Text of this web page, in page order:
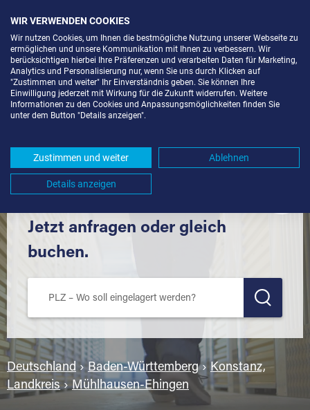
SELF STORAGE IN MÜHLHAUSEN-
Komfortabel einlagern mit Extraraum
Jetzt anfragen oder gleich
buchen.
Deutschland ›Baden-Württemberg› Konstanz,
Landkreis›Mühlhausen-Ehingen
WIR VERWENDEN COOKIES
Wir nutzen Cookies, um Ihnen die bestmögliche Nutzung unserer Webseite zu
ermöglichen und unsere Kommunikation mit Ihnen zu verbessern. Wir
berücksichtigen hierbei Ihre Präferenzen und verarbeiten Daten für Marketing,
Analytics und Personalisierung nur, wenn Sie uns durch Klicken auf
"Zustimmen und weiter" Ihr Einverständnis geben. Sie können Ihre
Einwilligung jederzeit mit Wirkung für die Zukunft widerrufen. Weitere
Informationen zu den Cookies und Anpassungsmöglichkeiten finden Sie
unter dem Button "Details anzeigen".
Zustimmen und weiter Ablehnen
Details anzeigen